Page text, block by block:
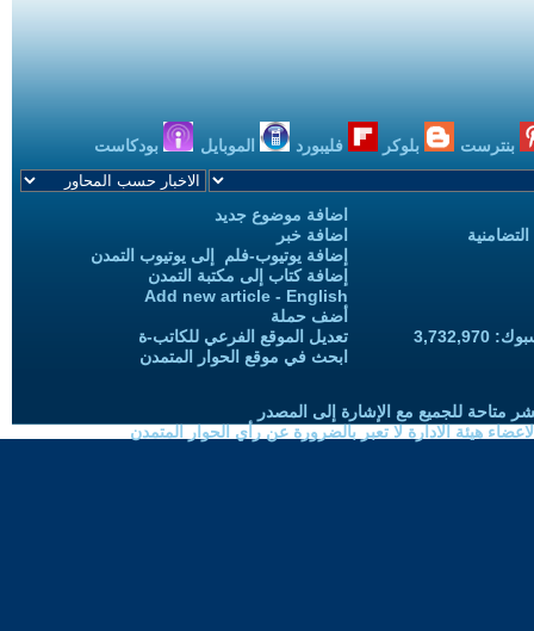
بنترست بلوكر فليبورد الموبايل بودكاست
اضافة موضوع جديد
اضافة خبر
إضافة يوتيوب-فلم إلى يوتيوب التمدن
إضافة كتاب إلى مكتبة التمدن
Add new article - English
أضف حملة
تعديل الموقع الفرعي للكاتب-ة
ابحث في موقع الحوار المتمدن
متاحة للجميع مع الإشارة إلى المصدر
هيئة الادارة لا تعبر بالضرورة عن رأي الحوار المتمدن